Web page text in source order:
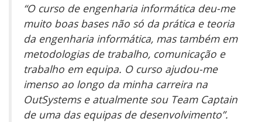
“O curso de engenharia informática deu-me
muito boas bases não só da prática e teoria
da engenharia informática, mas também em
metodologias de trabalho, comunicação e
trabalho em equipa. O curso ajudou-me
imenso ao longo da minha carreira na
OutSystems e atualmente sou Team Captain
de uma das equipas de desenvolvimento”.